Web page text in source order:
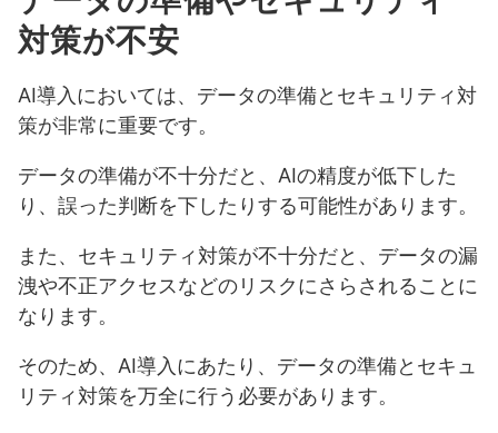
対策が不安
AI導入においては、データの準備とセキュリティ対
策が非常に重要です。
データの準備が不十分だと、AIの精度が低下した
り、誤った判断を下したりする可能性があります。
また、セキュリティ対策が不十分だと、データの漏
洩や不正アクセスなどのリスクにさらされることに
なります。
そのため、AI導入にあたり、データの準備とセキュ
リティ対策を万全に行う必要があります。